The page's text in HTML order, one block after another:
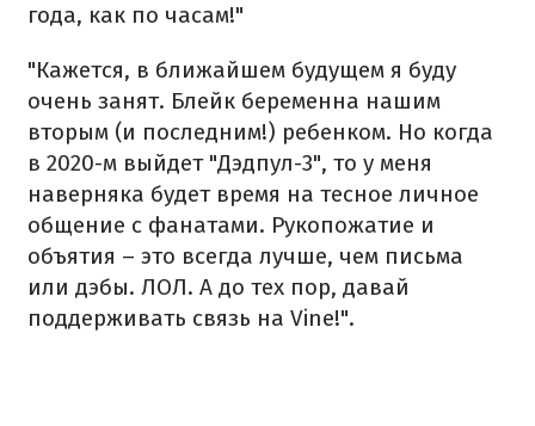
года, как по часам!"
"Кажется, в ближайшем будущем я буду
очень занят. Блейк беременна нашим
вторым (и последним!) ребенком. Но когда
в 2020-м выйдет "Дэдпул-3", то у меня
наверняка будет время на тесное личное
общение с фанатами. Рукопожатие и
объятия – это всегда лучше, чем письма
или дэбы. ЛОЛ. А до тех пор, давай
поддерживать связь на Vine!".